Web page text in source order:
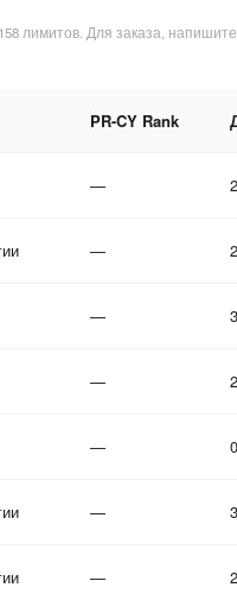
лимитов. Для заказа,
PR-CY Rank
—
—
—
—
—
—
—